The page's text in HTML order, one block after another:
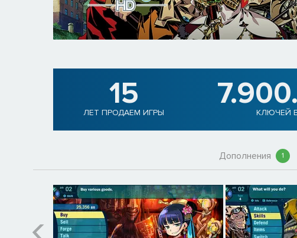
15
ЛЕТ ПРОДАЕМ ИГРЫ КЛЮЧЕЙ
Дополнения 1